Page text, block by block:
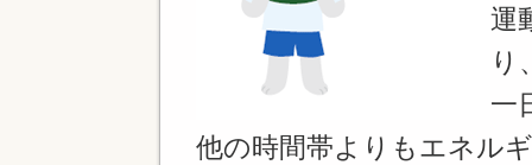
運
り
一
他の時間帯よりもエネル